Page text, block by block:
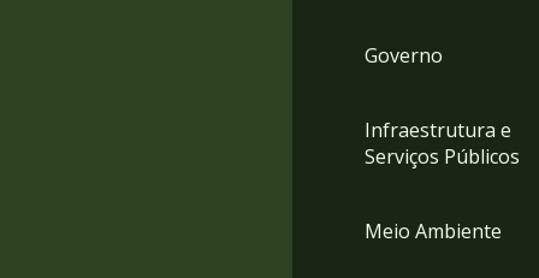
Governo
Infraestrutura e
Serviços Públicos
Meio Ambiente